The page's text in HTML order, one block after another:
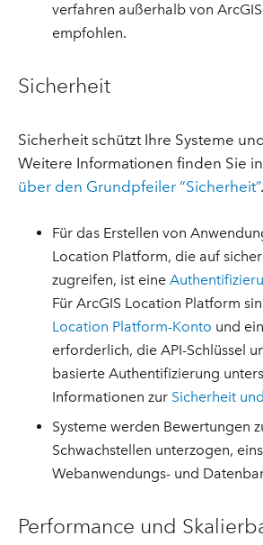
verfahren außerhalb von
empfohlen.
Sicherheit
Sicherheit schützt Ihre Systeme
Weitere Informationen finden Sie
über den Grundpfeiler “Sicherheit”.
Für das Erstellen von
Location Platform, die auf
zugreifen, ist eine
Für ArcGIS Location Platform
Location Platform-Konto und
erforderlich, die API-Schlüssel
basierte Authentifizierung
Informationen zur Sicherheit
Systeme werden Bewertungen
Schwachstellen unterzogen,
Webanwendungs- und
Performance und